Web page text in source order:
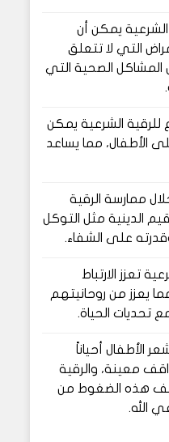
الشرعية يمكن أن
التي لا تتعلق
المشاكل الصحية التي
للرقية الشرعية يمكن
الأطفال، مما يساعد
ممارسة الرقية
الدينية مثل التوكل
على الشفاء.
تعزز الارتباط
يعزز من روحانيتهم
تحديات الحياة.
الأطفال أحياناً
معينة، والرقية
هذه الضغوط من
الله.